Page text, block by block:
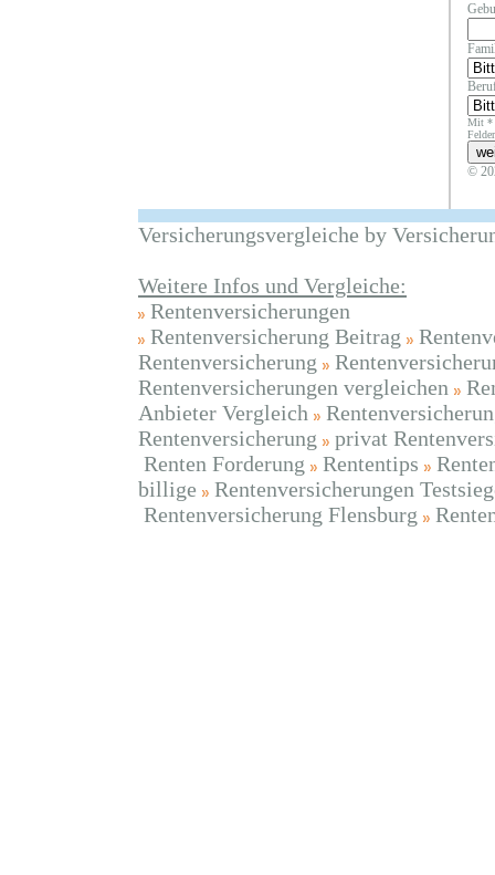
Mit *
©
Versicherungsvergleiche by
Weitere Infos und Vergleiche:
Rentenversicherungen
Rentenversicherung Beitrag
Rentenversicherung
Rentenversicherungen vergleichen
Anbieter Vergleich
Rentenversicherung
privat
Renten Forderung
Rententips
billige
Rentenversicherungen
Rentenversicherung Flensburg